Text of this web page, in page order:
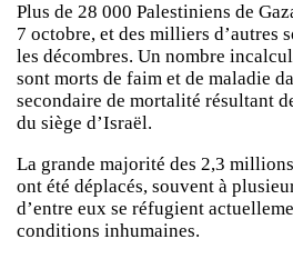
Plus de 28 000 Palestiniens de
7 octobre, et des milliers d’autres
les décombres. Un nombre
sont morts de faim et de maladie
secondaire de mortalité résultant
du siège d’Israël.
La grande majorité des 2,3
ont été déplacés, souvent à
d’entre eux se réfugient
conditions inhumaines.